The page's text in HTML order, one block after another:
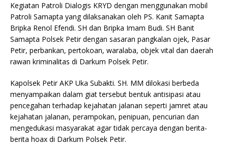
Kegiatan Patroli Dialogis KRYD dengan menggunakan mobil
Patroli Samapta yang dilaksanakan oleh PS. Kanit Samapta
Bripka Renol Efendi. SH dan Bripka Imam Budi. SH Banit
Samapta Polsek Petir dengan sasaran pangkalan ojek, Pasar
Petir, perbankan, pertokoan, waralaba, objek vital dan daerah
rawan kriminalitas di Darkum Polsek Petir.
Kapolsek Petir AKP Uka Subakti. SH. MM dilokasi berbeda
menyampaikan dalam giat tersebut bentuk antisipasi atau
pencegahan terhadap kejahatan jalanan seperti jamret atau
kejahatan jalanan, perampokan, penipuan, pencurian dan
mengedukasi masyarakat agar tidak percaya dengan berita-
berita hoax di Darkum Polsek Petir.